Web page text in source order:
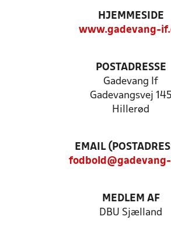
HJEMMESIDE
www.gadevang-
POSTADRESSE
Gadevang If
Gadevangsvej 145
Hillerød
EMAIL
MEDLEM AF
DBU Sjælland